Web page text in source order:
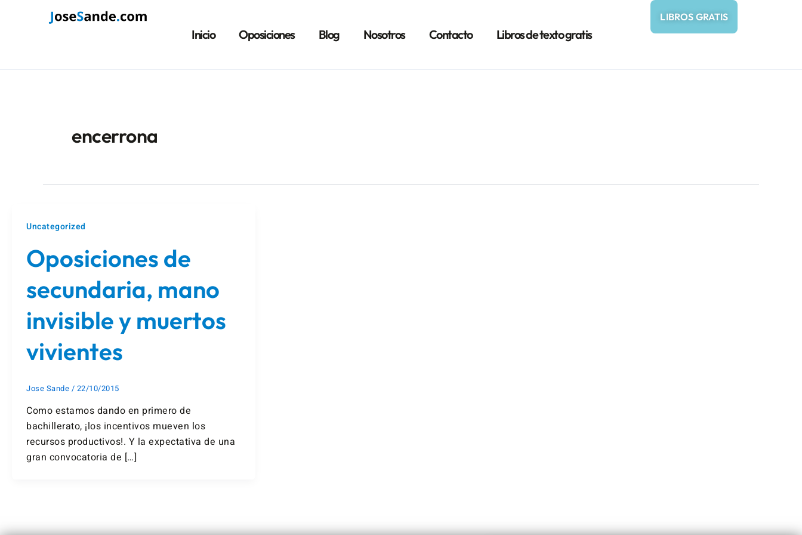
Inicio Oposiciones Blog Nosotros Contacto Libros de texto gratis
LIBROS GRATIS
encerrona
Uncategorized
Oposiciones de
secundaria, mano
invisible y muertos
vivientes
Jose Sande / 22/10/2015
Como estamos dando en primero de
bachillerato, ¡los incentivos mueven los
recursos productivos!. Y la expectativa de una
gran convocatoria de […]